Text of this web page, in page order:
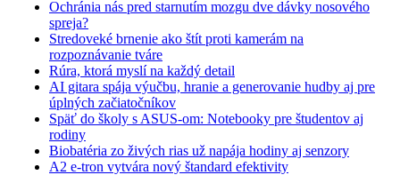
Ochránia nás pred starnutím mozgu dve dávky nosového
spreja?
Stredoveké brnenie ako štít proti kamerám na
rozpoznávanie tváre
Rúra, ktorá myslí na každý detail
AI gitara spája výučbu, hranie a generovanie hudby aj pre
úplných začiatočníkov
Späť do školy s ASUS-om: Notebooky pre študentov aj
rodiny
Biobatéria zo živých rias už napája hodiny aj senzory
A2 e-tron vytvára nový štandard efektivity